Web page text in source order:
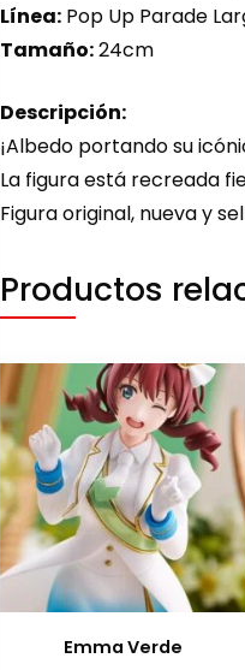
Línea:Pop Up Parade
Tamaño:24cm
Descripción:
¡Albedo portando su
La figura está recreada
Figura original, nueva y
Productos
Emma Verde